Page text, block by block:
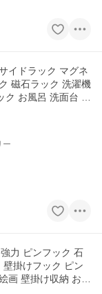
イドラック マグネ
磁石ラック 洗濯機
お風呂 洗面台 調
ー
力 ピンフック 石
掛けフック ピン
壁掛け収納 おし